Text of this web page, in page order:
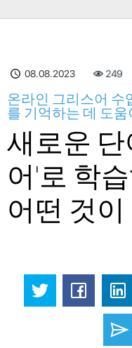
08.08.2023 249
온라인 그리스어 수
를 기억하는 데 도
새로운
어'로 학
어떤 것